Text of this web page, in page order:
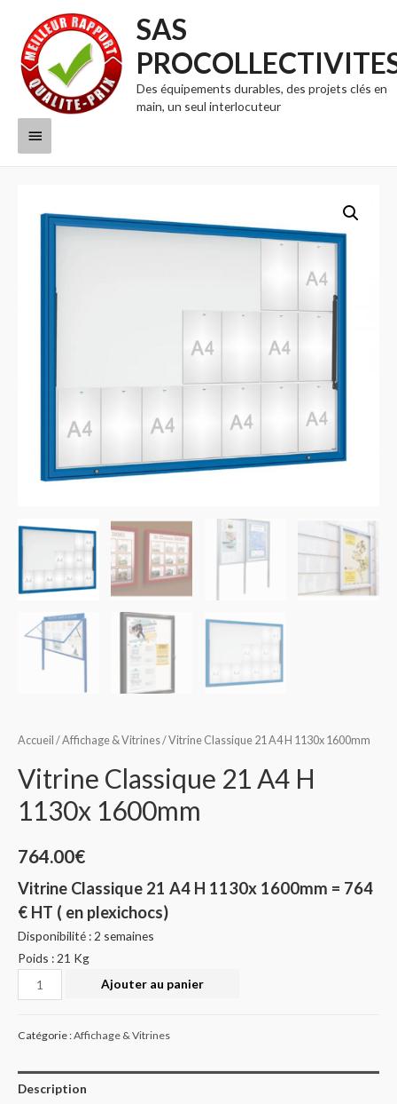
SAS
Des équipements durables, des projets clés en
main, un seul interlocuteur
Menu
Accueil /Affichage & Vitrines/ Vitrine Classique 21 A4 H 1130x 1600mm
Vitrine Classique 21 A4 H
1130x 1600mm
764.00€
Vitrine Classique 21 A4 H 1130x 1600mm = 764
€ HT ( en plexichocs)
Disponibilité : 2 semaines
Poids : 21 Kg
Quantité
Ajouter au panier
Catégorie :Affichage & Vitrines
Description